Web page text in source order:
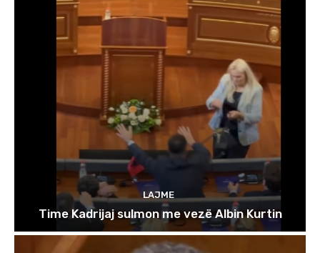
LAJME
Time Kadrijaj sulmon me vezë Albin Kurtin